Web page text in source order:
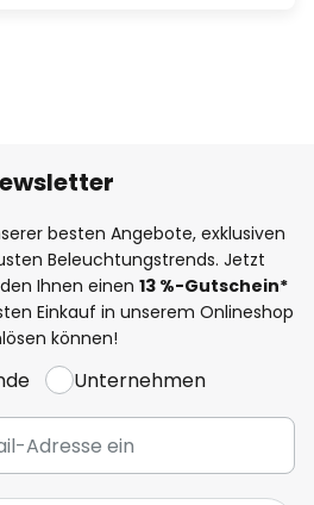
besten Angebote, exklusiven
Beleuchtungstrends. Jetzt
Ihnen einen 13 %-Gutschein*
Einkauf in unserem Onlineshop
können!
Unternehmen